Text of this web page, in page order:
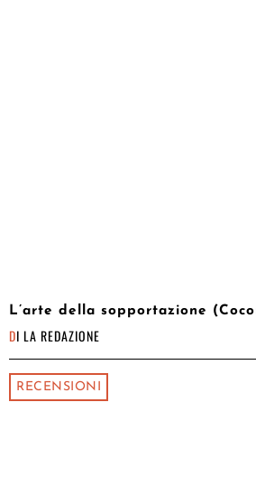
L’arte della sopportazione
DI LA REDAZIONE
RECENSIONI